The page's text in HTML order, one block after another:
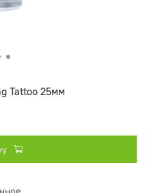
Tattoo 25мм